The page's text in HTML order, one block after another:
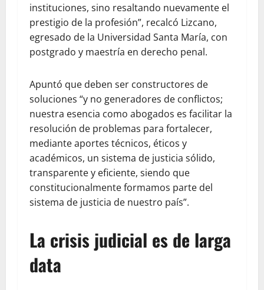
instituciones, sino resaltando nuevamente el
prestigio de la profesión”, recalcó Lizcano,
egresado de la Universidad Santa María, con
postgrado y maestría en derecho penal.
Apuntó que deben ser constructores de
soluciones “y no generadores de conflictos;
nuestra esencia como abogados es facilitar la
resolución de problemas para fortalecer,
mediante aportes técnicos, éticos y
académicos, un sistema de justicia sólido,
transparente y eficiente, siendo que
constitucionalmente formamos parte del
sistema de justicia de nuestro país”.
La crisis judicial es de larga
data